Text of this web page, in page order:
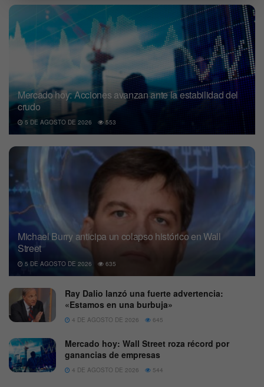
Mercado hoy: Acciones avanzan ante la estabilidad del
crudo
5 DE AGOSTO DE 2026 553
Michael Burry anticipa un colapso histórico en Wall
Street
5 DE AGOSTO DE 2026 635
Ray Dalio lanzó una fuerte advertencia:
«Estamos en una burbuja»
4 DE AGOSTO DE 2026 645
Mercado hoy: Wall Street roza récord por
ganancias de empresas
4 DE AGOSTO DE 2026 544